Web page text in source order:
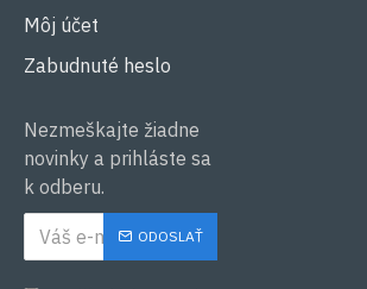
Môj účet
Zabudnuté heslo
Nezmeškajte žiadne
novinky a prihláste sa
k odberu.
ODOSLAŤ